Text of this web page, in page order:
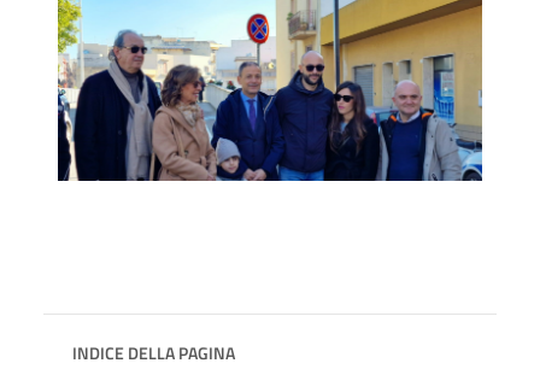
INDICE DELLA PAGINA